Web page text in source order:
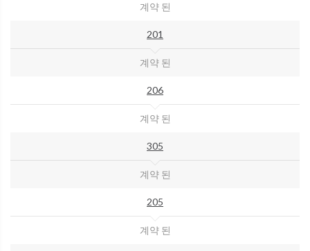
계약 된
201
계약 된
206
계약 된
305
계약 된
205
계약 된